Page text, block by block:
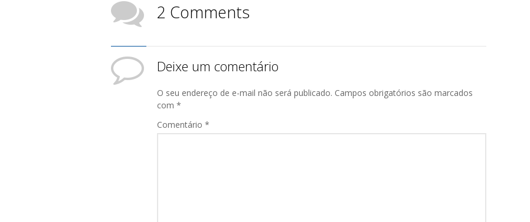
2 Comments
Deixe um comentário
O seu endereço de e-mail não será publicado. Campos obrigatórios são marcados
com *
Comentário *